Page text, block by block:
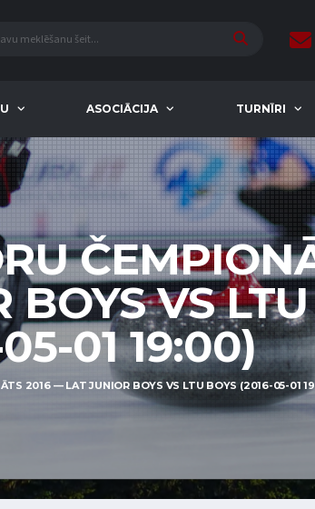
ASOCIĀCIJA TURNĪRI
VS
01 19:00)
2016 — LAT JUNIOR BOYS VS LTU BOYS (2016-05-01